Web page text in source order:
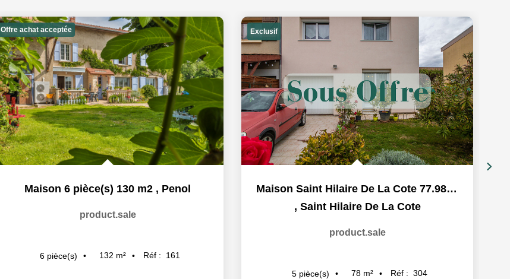
Offre achat acceptée
Maison 6 pièce(s) 130 m2 , Penol
product.sale
6 pièce(s) 132 m² Réf : 161
Exclusif
Maison Saint Hilaire De La Cote 77.98 m2
, Saint Hilaire De La Cote
product.sale
5 pièce(s) 78 m² Réf : 304